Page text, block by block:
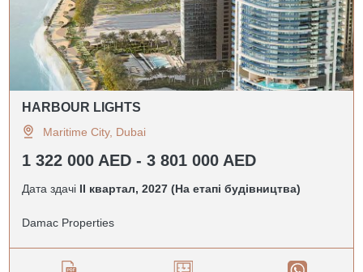
HARBOUR LIGHTS
Maritime City, Dubai
1 322 000 AED - 3 801 000 AED
Дата здачі II квартал, 2027 (На етапі будівництва)
Damac Properties